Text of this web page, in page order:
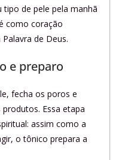
de pele pela manhã
como coração
de Deus.
e preparo
fecha os poros e
Essa etapa
assim como a
o tônico prepara a